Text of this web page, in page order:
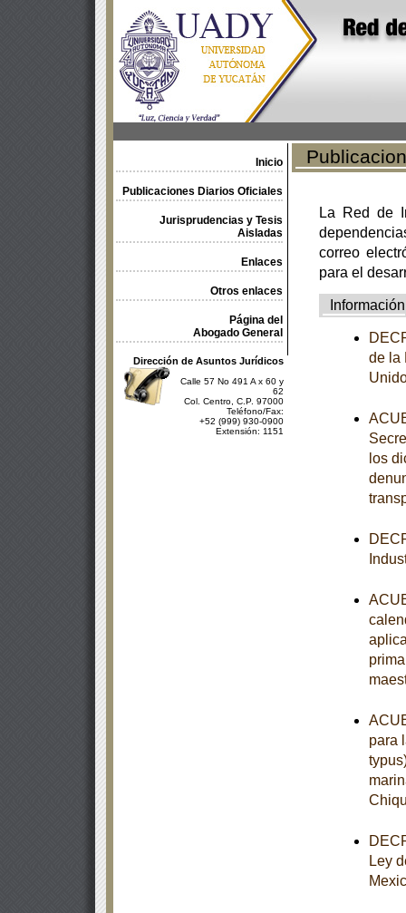
Inicio
Publicaciones Diarios Oficiales
Jurisprudencias y Tesis
Aisladas
Enlaces
Otros enlaces
Página del
Abogado General
Dirección de Asuntos Jurídicos
Calle 57 No 491 A x 60 y
62
Col. Centro, C.P. 97000
Teléfono/Fax:
+52 (999) 930-0900
Extensión: 1151
La Red de
correo
para el
Información
de la
los
para
Ley